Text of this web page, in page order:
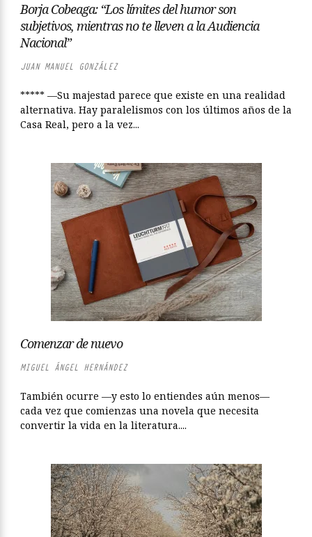
Borja Cobeaga: “Los límites del humor son
subjetivos, mientras no te lleven a la Audiencia
Nacional”
JUAN MANUEL GONZÁLEZ
***** —Su majestad parece que existe en una realidad
alternativa. Hay paralelismos con los últimos años de la
Casa Real, pero a la vez...
Comenzar de nuevo
MIGUEL ÁNGEL HERNÁNDEZ
También ocurre —y esto lo entiendes aún menos—
cada vez que comienzas una novela que necesita
convertir la vida en la literatura....